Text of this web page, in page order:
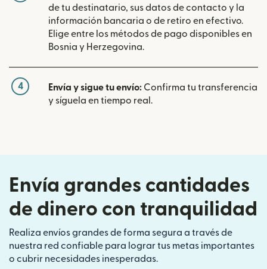
de tu destinatario, sus datos de contacto y la
información bancaria o de retiro en efectivo.
Elige entre los métodos de pago disponibles en
Bosnia y Herzegovina.
4 Envía y sigue tu envío: Confirma tu transferencia
y síguela en tiempo real.
Envía grandes cantidades
de dinero con tranquilidad
Realiza envíos grandes de forma segura a través de
nuestra red confiable para lograr tus metas importantes
o cubrir necesidades inesperadas.